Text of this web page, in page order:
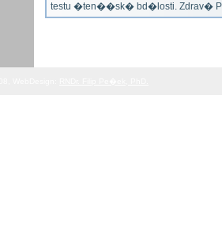
testu �ten��sk� bd�losti. Zdrav�